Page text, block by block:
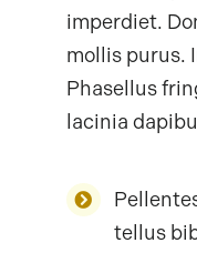
imperdiet.
mollis purus.
Phasellus
lacinia
tellus